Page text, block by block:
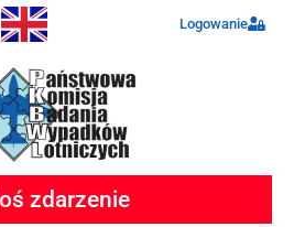
narzędzi
Logowanie
zdarzenie